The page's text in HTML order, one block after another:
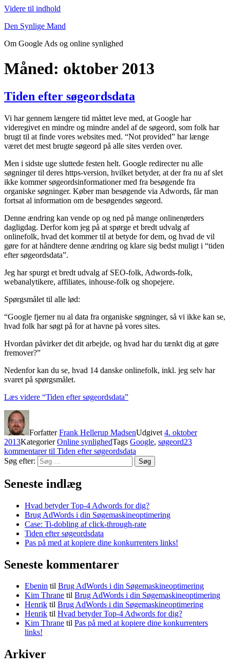
Videre til indhold
Den Synlige Mand
Om Google Ads og online synlighed
Måned: oktober 2013
Tiden efter søgeordsdata
Vi har gennem længere tid måttet leve med, at Google har
videregivet en mindre og mindre andel af de søgeord, som folk har
brugt til at finde vores websites med. “Not provided” har længe
været det mest brugte søgeord på alle sites verden over.
Men i sidste uge sluttede festen helt. Google redirecter nu alle
søgninger til deres https-version, hvilket betyder, at der fra nu af slet
ikke kommer søgeordsinformationer med fra besøgende fra
organiske søgninger. Køber man besøgende via Adwords, får man
fortsat al information om de besøgendes søgeord.
Denne ændring kan vende op og ned på mange onlinenørders
dagligdag. Derfor kom jeg på at spørge et bredt udvalg af
onlinefolk, hvad det kommer til at betyde for dem, og hvad de vil
gøre for at håndtere denne ændring og klare sig bedst muligt i “tiden
efter søgeordsdata”.
Jeg har spurgt et bredt udvalg af SEO-folk, Adwords-folk,
webanalytikere, affiliates, inhouse-folk og shopejere.
Spørgsmålet til alle lød:
“Google fjerner nu al data fra organiske søgninger, så vi ikke kan se,
hvad folk har søgt på for at havne på vores sites.
Hvordan påvirker det dit arbejde, og hvad har du tænkt dig at gøre
fremover?”
Nedenfor kan du se, hvad 14 danske onlinefolk, inkl. jeg selv har
svaret på spørgsmålet.
Læs videre “Tiden efter søgeordsdata”
ForfatterFrank Hellerup MadsenUdgivet 4. oktober
2013KategorierOnline synlighedTags Google, søgeord23
kommentarertil Tiden efter søgeordsdata
Søg efter:
Søg
Seneste indlæg
Hvad betyder Top-4 Adwords for dig?
Brug AdWords i din Søgemaskineoptimering
Case: Ti-dobling af click-through-rate
Tiden efter søgeordsdata
Pas på med at kopiere dine konkurrenters links!
Seneste kommentarer
Ebenin til Brug AdWords i din Søgemaskineoptimering
Kim Thrane til Brug AdWords i din Søgemaskineoptimering
Henrik til Brug AdWords i din Søgemaskineoptimering
Henrik til Hvad betyder Top-4 Adwords for dig?
Kim Thrane til Pas på med at kopiere dine konkurrenters
links!
Arkiver